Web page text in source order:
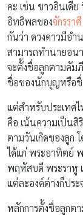
คะ เช่น ชาวอินเดีย
อิทธิพลของจักรราศี
กันว่า ดวงดาวมีอำ
สามารถทำนายอน
จะตั้งชื่อลูกตามคัม
ชื่อของนักบุญหรือชื่
แต่สำหรับประเทศ
คือ เน้นความเป็นสิ
ตามวันเกิดของลูก
ได้แก่ พระอาทิตย์
พฤหัสบดี พระราหู
แต่ละองค์ต่างก็ปร
หลักการตั้งชื่อลูกต